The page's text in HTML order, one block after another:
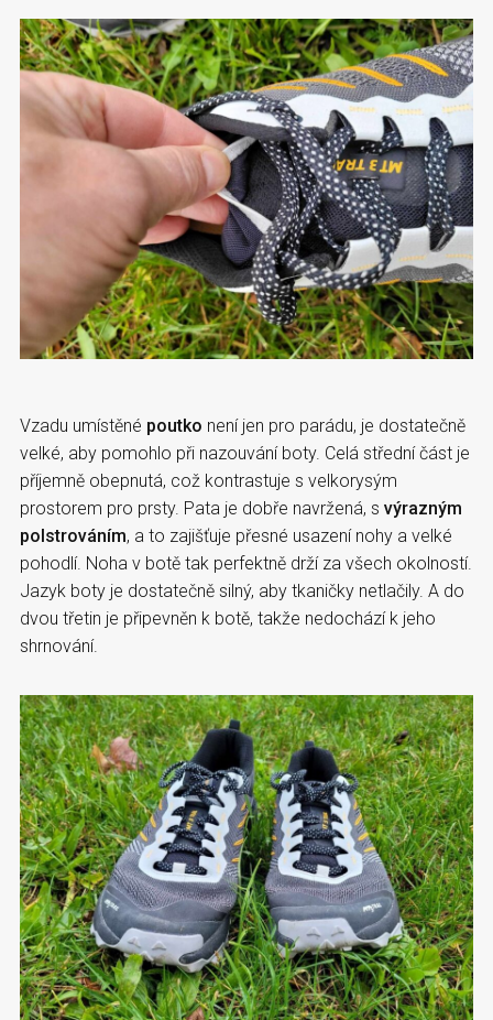
Vzadu umístěné poutko není jen pro parádu, je dostatečně
velké, aby pomohlo při nazouvání boty. Celá střední část je
příjemně obepnutá, což kontrastuje s velkorysým
prostorem pro prsty. Pata je dobře navržená, s výrazným
polstrováním, a to zajišťuje přesné usazení nohy a velké
pohodlí. Noha v botě tak perfektně drží za všech okolností.
Jazyk boty je dostatečně silný, aby tkaničky netlačily. A do
dvou třetin je připevněn k botě, takže nedochází k jeho
shrnování.